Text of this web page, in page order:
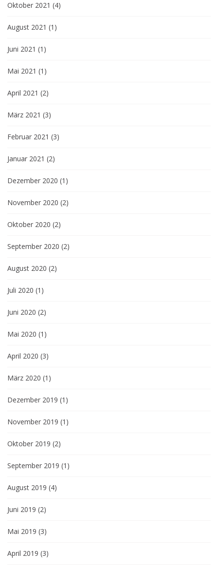
Oktober 2021 (4)
August 2021 (1)
Juni 2021 (1)
Mai 2021 (1)
April 2021 (2)
März 2021 (3)
Februar 2021 (3)
Januar 2021 (2)
Dezember 2020 (1)
November 2020 (2)
Oktober 2020 (2)
September 2020 (2)
August 2020 (2)
Juli 2020 (1)
Juni 2020 (2)
Mai 2020 (1)
April 2020 (3)
März 2020 (1)
Dezember 2019 (1)
November 2019 (1)
Oktober 2019 (2)
September 2019 (1)
August 2019 (4)
Juni 2019 (2)
Mai 2019 (3)
April 2019 (3)